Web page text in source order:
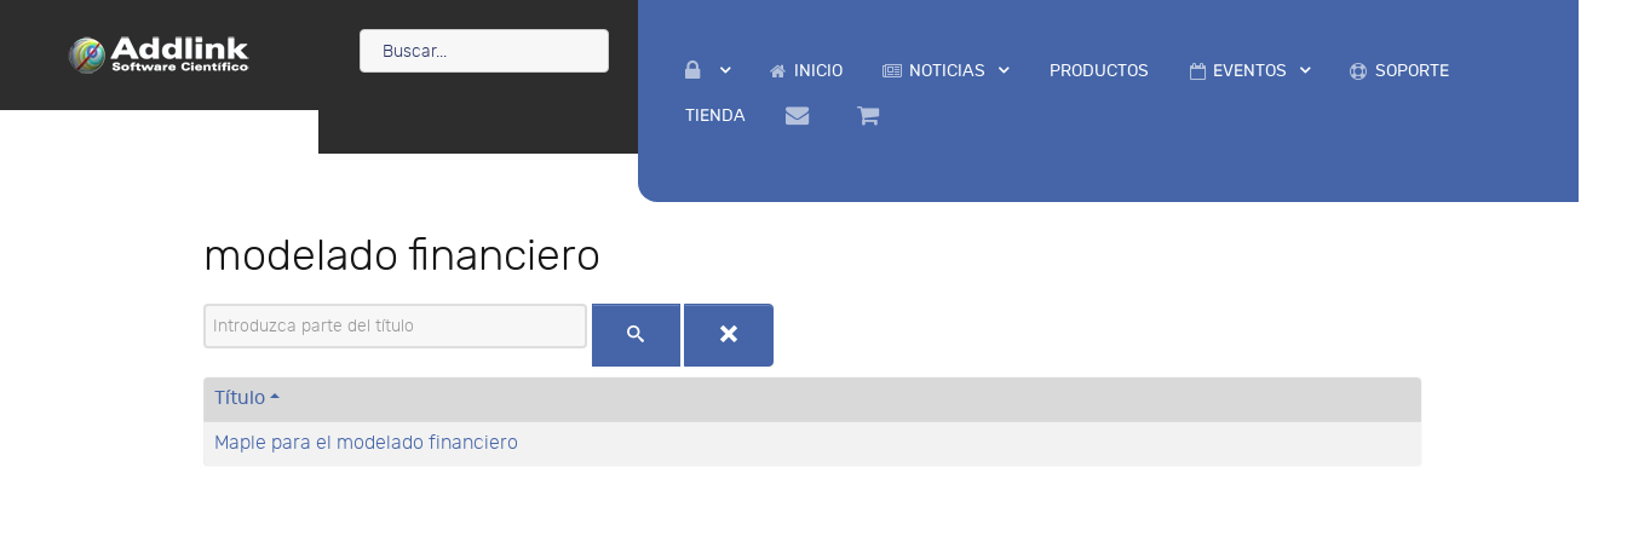
INICIO NOTICIAS PRODUCTOS EVENTOS SOPORTE
TIENDA
modelado financiero
Introduzca parte del título
Título
Maple para el modelado financiero